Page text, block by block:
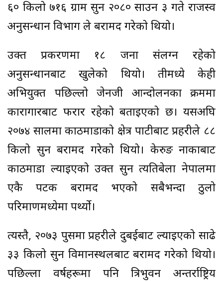
६० किलो ७१६ ग्राम सुन २०८० साउन ३ गते राजस्व
अनुसन्धान विभाग ले बरामद गरेको थियो।
उक्त प्रकरणमा १८ जना संलग्न रहेको
अनुसन्धानबाट खुलेको थियो। तीमध्ये केही
अभियुक्त पछिल्लो जेनजी आन्दोलनका क्रममा
कारागारबाट फरार रहेको बताइएको छ। यसअघि
२०७४ सालमा काठमाडौंको क्षेत्र पाटीबाट प्रहरीले ८८
किलो सुन बरामद गरेको थियो। केरुङ नाकाबाट
काठमाडौं ल्याइएको उक्त सुन त्यतिबेला नेपालमा
एकै पटक बरामद भएको सबैभन्दा ठुलो
परिमाणमध्येमा पर्थ्यो।
त्यस्तै, २०७३ पुसमा प्रहरीले दुबईबाट ल्याइएको साढे
३३ किलो सुन विमानस्थलबाट बरामद गरेको थियो।
पछिल्ला वर्षहरूमा पनि त्रिभुवन अन्तर्राष्ट्रिय